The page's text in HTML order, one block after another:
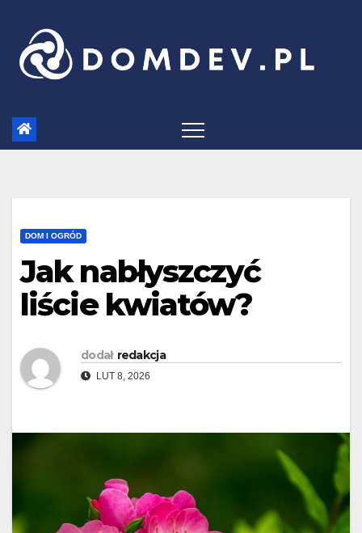
content
DOM I OGRÓD
Jak nabłyszczyć
liście kwiatów?
dodał redakcja
LUT 8, 2026